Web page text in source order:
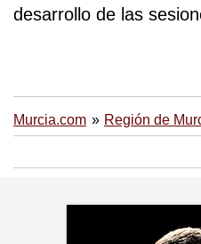
desarrollo de las
Murcia.com Región de